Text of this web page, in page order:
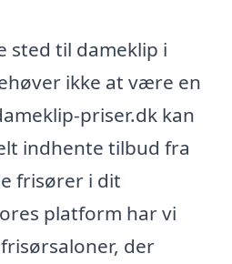
sted til dameklip i
ikke at være en
priser.dk kan
indhente tilbud fra
frisører i dit
platform har vi
der